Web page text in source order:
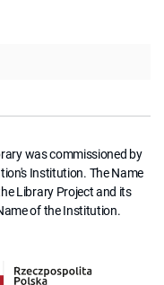
was commissioned by
Institution. The Name
Library Project and its
of the Institution.